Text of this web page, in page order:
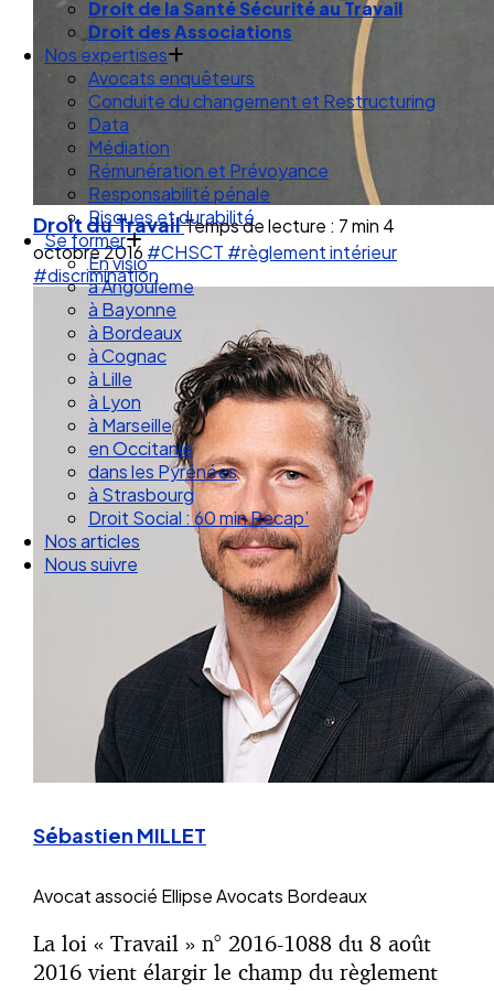
Droit de la Santé Sécurité au Travail
Droit des Associations
Nos expertises
Avocats enquêteurs
Conduite du changement et Restructuring
Data
Médiation
Rémunération et Prévoyance
Responsabilité pénale
Risques et durabilité
Se former
En visio
à Angouleme
à Bayonne
à Bordeaux
à Cognac
à Lille
à Lyon
à Marseille
en Occitanie
dans les Pyrénées
à Strasbourg
Droit Social : 60 min Recap’
Nos articles
Nous suivre
Droit du TravailTemps de lecture : 7 min 4
octobre 2016 #CHSCT #règlement intérieur
#discrimination
Sébastien MILLET
Avocat associé Ellipse Avocats Bordeaux
La loi « Travail » n° 2016-1088 du 8 août
2016 vient élargir le champ du règlement